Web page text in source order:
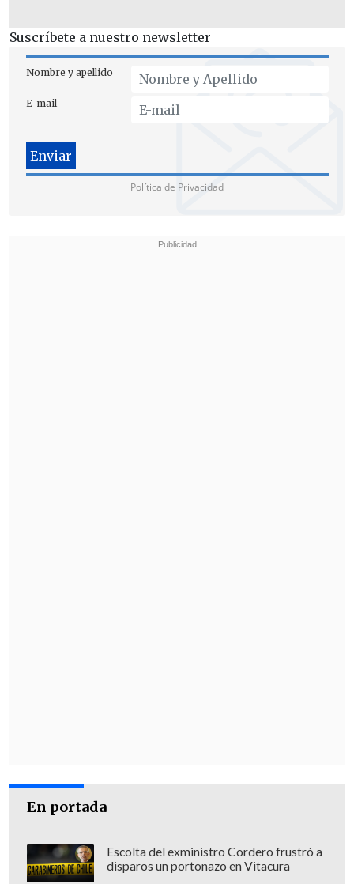
Suscríbete a nuestro newsletter
Nombre y apellido
E-mail
Política de Privacidad
En portada
Escolta del exministro Cordero frustró a
disparos un portonazo en Vitacura